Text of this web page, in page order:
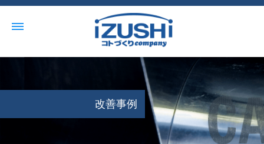
改善事例